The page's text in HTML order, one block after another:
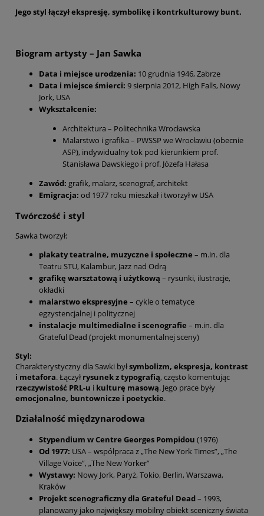
Jego styl łączył ekspresję, symbolikę i kontrkulturowy bunt.
Biogram artysty – Jan Sawka
Data i miejsce urodzenia: 10 grudnia 1946, Zabrze
Data i miejsce śmierci: 9 sierpnia 2012, High Falls, Nowy
Jork, USA
Wykształcenie:
Architektura – Politechnika Wrocławska
Malarstwo i grafika – PWSSP we Wrocławiu (obecnie
ASP), indywidualny tok pod kierunkiem prof.
Stanisława Dawskiego i prof. Józefa Hałasa
Zawód: grafik, malarz, scenograf, architekt
Emigracja: od 1977 roku mieszkał i tworzył w USA
Twórczość i styl
Sawka tworzył:
plakaty teatralne, muzyczne i społeczne – m.in. dla
Teatru STU, Kalambur, Jazz nad Odrą
grafikę warsztatową i użytkową – rysunki, ilustracje,
okładki
malarstwo ekspresyjne – cykle o tematyce
egzystencjalnej i politycznej
instalacje multimedialne i scenografie – m.in. dla
Grateful Dead (projekt monumentalnej sceny)
Styl:
Charakterystyczny dla Sawki byłsymbolizm, ekspresja, kontrast
i metafora. Łączyłrysunek z typografią, często komentując
rzeczywistość PRL-u i kulturę masową. Jego prace były
emocjonalne, buntownicze i poetyckie.
Działalność międzynarodowa
Stypendium w Centre Georges Pompidou (1976)
Od 1977: USA – współpraca z „The New York Times”, „The
Village Voice”, „The New Yorker”
Wystawy: Nowy Jork, Paryż, Tokio, Berlin, Warszawa,
Kraków
Projekt scenograficzny dla Grateful Dead– 1993,
planowany jako największy mobilny obiekt sceniczny świata